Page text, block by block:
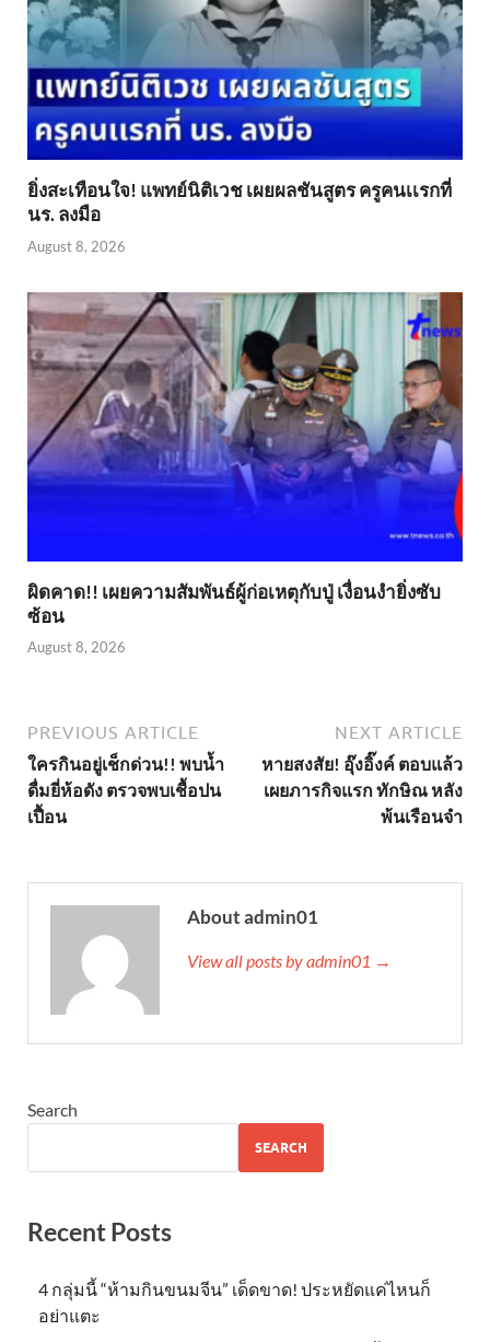
ยิ่งสะเทือนใจ! แพทย์นิติเวช เผยผลชันสูตร ครูคนเเรกที่
นร. ลงมือ
August 8, 2026
ผิดคาด!! เผยความสัมพันธ์ผู้ก่อเหตุกับปู่ เงื่อนงำยิ่งซับ
ซ้อน
August 8, 2026
PREVIOUS ARTICLE
ใครกินอยู่เช็กด่วน!! พบน้ำ
ดื่มยี่ห้อดัง ตรวจพบเชื้อปน
เปื้อน
NEXT ARTICLE
หายสงสัย! อุ๊งอิ๊งค์ ตอบแล้ว
เผยภารกิจแรก ทักษิณ หลัง
พ้นเรือนจำ
About admin01
View all posts by admin01 →
Search
SEARCH
Recent Posts
4 กลุ่มนี้ “ห้ามกินขนมจีน” เด็ดขาด! ประหยัดแค่ไหนก็
อย่าแตะ